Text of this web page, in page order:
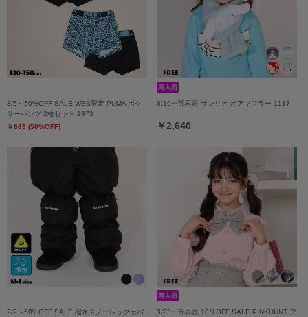
8/6～50%OFF SALE WEB限定 PUMA ボク
サーパンツ 2枚セット 1873
￥869 (50%OFF)
6/19一部再販 サンリオ ボアマフラー 1117
￥2,640
2/2～50%OFF SALE 撥水スノーレッグカバ
3/23一部再販 10％OFF SALE PINKHUNT フ